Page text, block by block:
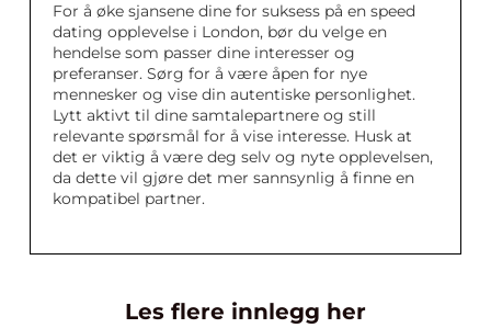
For å øke sjansene dine for suksess på en speed
dating opplevelse i London, bør du velge en
hendelse som passer dine interesser og
preferanser. Sørg for å være åpen for nye
mennesker og vise din autentiske personlighet.
Lytt aktivt til dine samtalepartnere og still
relevante spørsmål for å vise interesse. Husk at
det er viktig å være deg selv og nyte opplevelsen,
da dette vil gjøre det mer sannsynlig å finne en
kompatibel partner.
Les flere innlegg her